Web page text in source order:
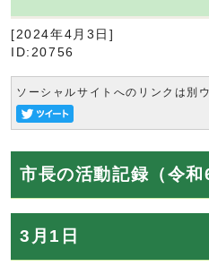
[2024年4月3日]
ID:20756
ソーシャルサイトへのリンクは別
市長の活動記録（令和
3月1日